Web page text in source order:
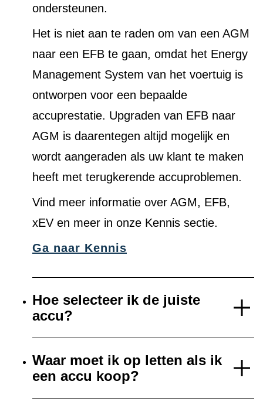
ondersteunen.
Het is niet aan te raden om van een AGM
naar een EFB te gaan, omdat het Energy
Management System van het voertuig is
ontworpen voor een bepaalde
accuprestatie. Upgraden van EFB naar
AGM is daarentegen altijd mogelijk en
wordt aangeraden als uw klant te maken
heeft met terugkerende accuproblemen.
Vind meer informatie over AGM, EFB,
xEV en meer in onze Kennis sectie.
Ga naar Kennis
Hoe selecteer ik de juiste
accu?
Waar moet ik op letten als ik
een accu koop?